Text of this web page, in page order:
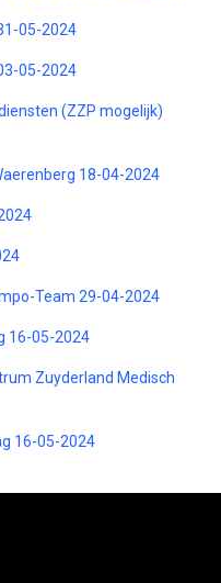
05-2024
05-2024
(ZZP mogelijk)
18-04-2024
Team 29-04-2024
16-05-2024
Zuyderland Medisch
16-05-2024